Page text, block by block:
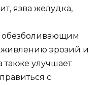
язва желудка,
обезболивающим
эрозий и
также улучшает
с